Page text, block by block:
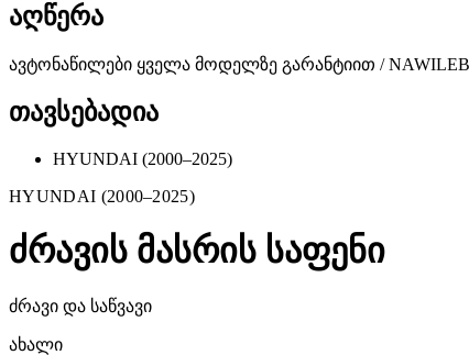
აღწერა
ავტონაწილები ყველა მოდელზე გარანტიით /
თავსებადია
HYUNDAI (2000–2025)
HYUNDAI (2000–2025)
ძრავის მასრის საფენი
ძრავი და საწვავი
ახალი